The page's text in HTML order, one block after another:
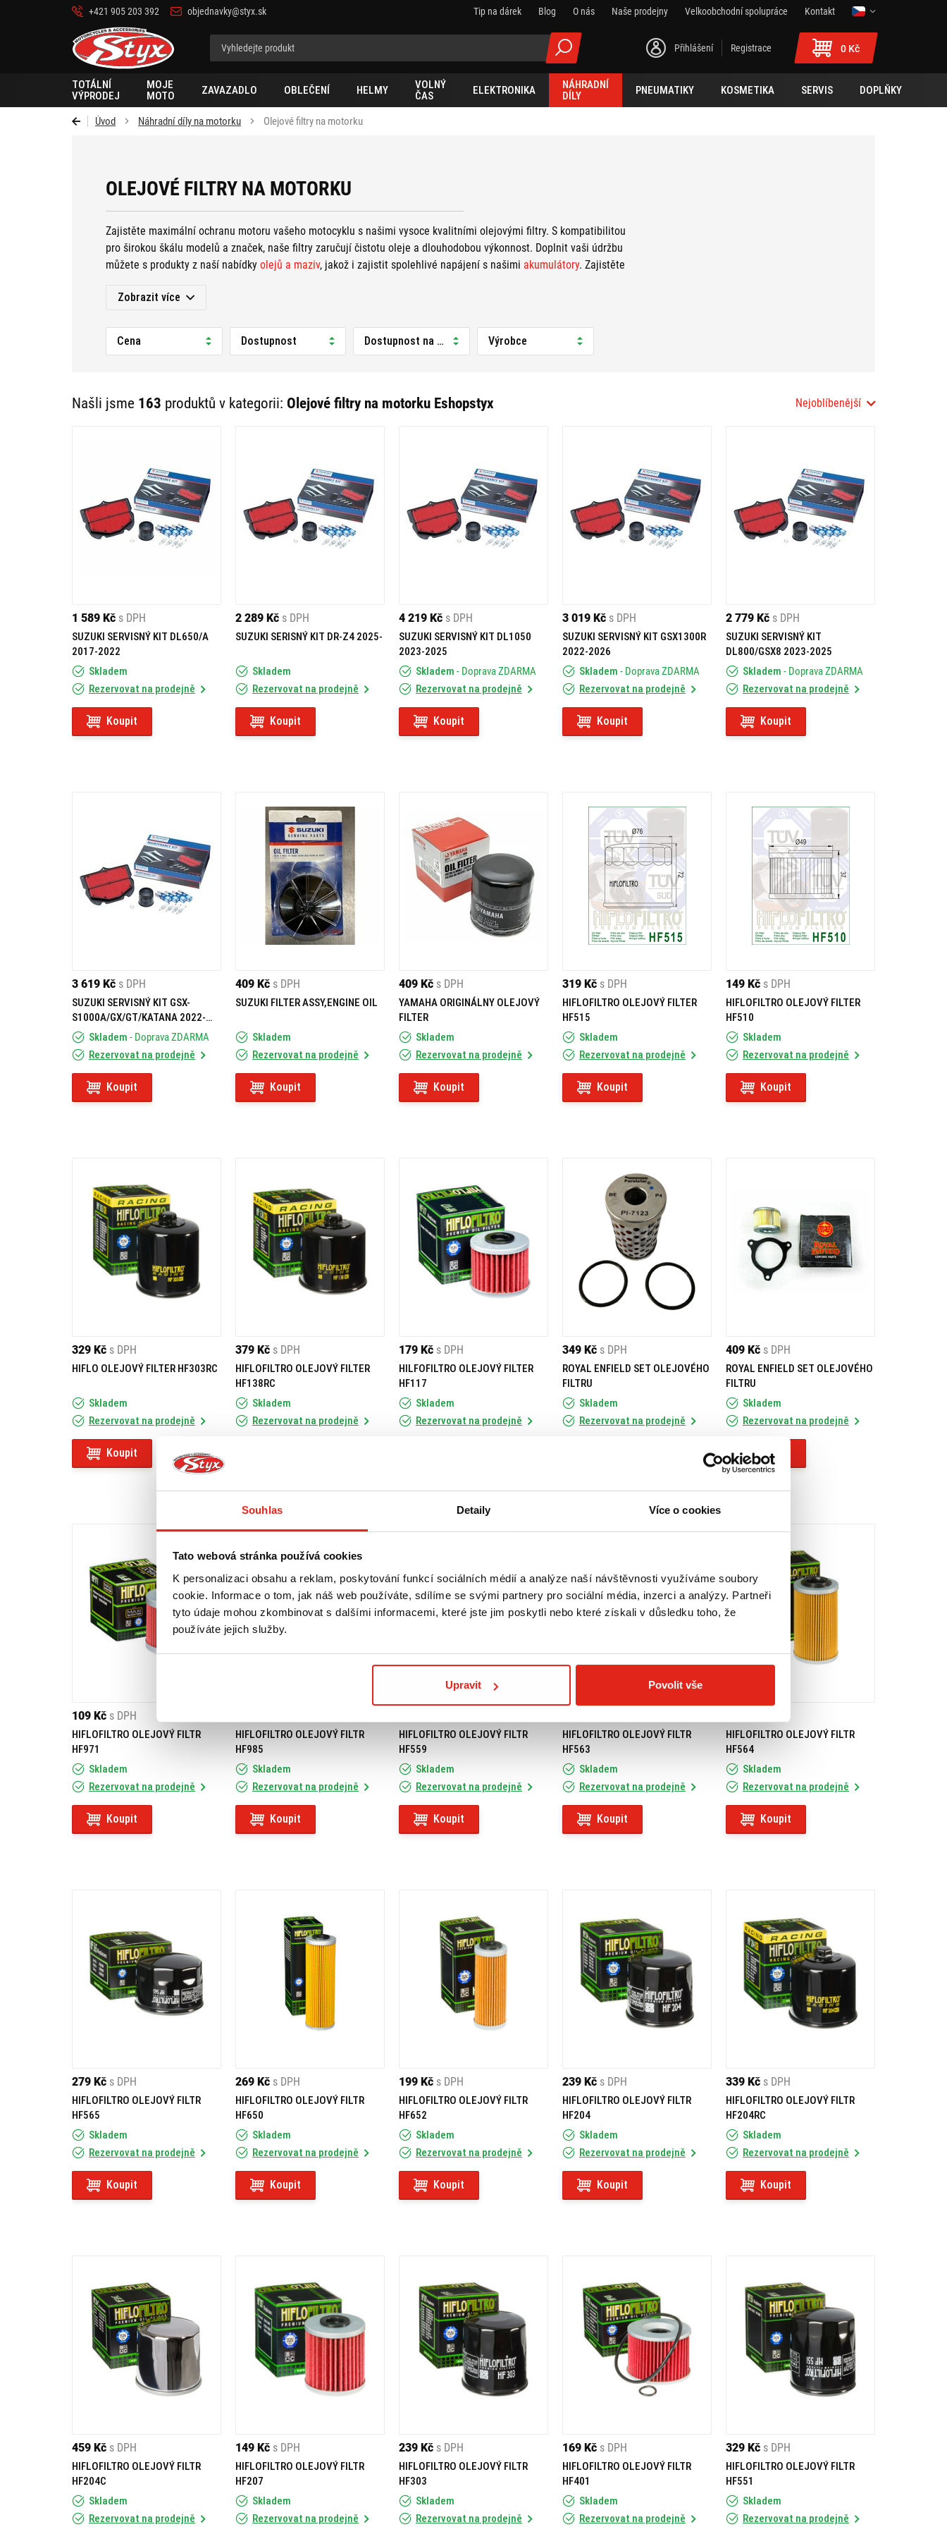
Souhlas Detaily Více o cookies
Tato webová stránka používá cookies
K personalizaci obsahu a reklam, poskytování funkcí sociálních médií a analýze naší návštěvnosti využíváme soubory
cookie. Informace o tom, jak náš web používáte, sdílíme se svými partnery pro sociální média, inzerci a analýzy. Partneři
tyto údaje mohou zkombinovat s dalšími informacemi, které jste jim poskytli nebo které získali v důsledku toho, že
používáte jejich služby.
Upravit Povolit vše
+421 905 203 392 objednavky@styx.sk Tip na dárek Blog O nás Naše prodejny Velkoobchodní spolupráce
Kontakt
Styx-
cz
Přihlášení Registrace 0 Kč
TOTÁLNÍ
VÝPRODEJ
MOJE
MOTO
ZAVAZADLO OBLEČENÍ HELMY
VOLNÝ
ČAS
ELEKTRONIKA
NÁHRADNÍ
DÍLY
PNEUMATIKY KOSMETIKA SERVIS DOPLŇKY
Úvod Náhradní díly na motorku Olejové filtry na motorku
OLEJOVÉ FILTRY NA MOTORKU
Zajistěte maximální ochranu motoru vašeho motocyklu s našimi vysoce kvalitními olejovými filtry. S kompatibilitou
pro širokou škálu modelů a značek, naše filtry zaručují čistotu oleje a dlouhodobou výkonnost. Doplnit vaši údržbu
můžete s produkty z naší nabídky olejů a maziv, jakož i zajistit spolehlivé napájení s našimi akumulátory. Zajistěte
Zobrazit více
Cena Dostupnost Dostupnost na prodejně Výrobce
Našli jsme 163 produktů v kategorii: Olejové filtry na motorku Eshopstyx Nejoblíbenější
1 589 Kč s DPH
SUZUKI SERVISNÝ KIT DL650/A
2017-2022
Skladem
Rezervovat na prodejně
Koupit
2 289 Kč s DPH
SUZUKI SERISNÝ KIT DR-Z4 2025-
Skladem
Rezervovat na prodejně
Koupit
4 219 Kč s DPH
SUZUKI SERVISNÝ KIT DL1050
2023-2025
Skladem - Doprava ZDARMA
Rezervovat na prodejně
Koupit
3 019 Kč s DPH
SUZUKI SERVISNÝ KIT GSX1300R
2022-2026
Skladem - Doprava ZDARMA
Rezervovat na prodejně
Koupit
2 779 Kč s DPH
SUZUKI SERVISNÝ KIT
DL800/GSX8 2023-2025
Skladem - Doprava ZDARMA
Rezervovat na prodejně
Koupit
3 619 Kč s DPH
SUZUKI SERVISNÝ KIT GSX-
S1000A/GX/GT/KATANA 2022-
2025Skladem - Doprava ZDARMA
Rezervovat na prodejně
Koupit
409 Kč s DPH
SUZUKI FILTER ASSY,ENGINE OIL
Skladem
Rezervovat na prodejně
Koupit
409 Kč s DPH
YAMAHA ORIGINÁLNY OLEJOVÝ
FILTER
Skladem
Rezervovat na prodejně
Koupit
319 Kč s DPH
HIFLOFILTRO OLEJOVÝ FILTER
HF515
Skladem
Rezervovat na prodejně
Koupit
149 Kč s DPH
HIFLOFILTRO OLEJOVÝ FILTER
HF510
Skladem
Rezervovat na prodejně
Koupit
329 Kč s DPH
HIFLO OLEJOVÝ FILTER HF303RC
Skladem
Rezervovat na prodejně
Koupit
379 Kč s DPH
HIFLOFILTRO OLEJOVÝ FILTER
HF138RC
Skladem
Rezervovat na prodejně
179 Kč s DPH
HILFOFILTRO OLEJOVÝ FILTER
HF117
Skladem
Rezervovat na prodejně
349 Kč s DPH
ROYAL ENFIELD SET OLEJOVÉHO
FILTRU
Skladem
Rezervovat na prodejně
409 Kč s DPH
ROYAL ENFIELD SET OLEJOVÉHO
FILTRU
Skladem
Rezervovat na prodejně
Koupit
109 Kč s DPH
HIFLOFILTRO OLEJOVÝ FILTR
HF971
Skladem
Rezervovat na prodejně
Koupit
HIFLOFILTRO OLEJOVÝ FILTR
HF985
Skladem
Rezervovat na prodejně
Koupit
HIFLOFILTRO OLEJOVÝ FILTR
HF559
Skladem
Rezervovat na prodejně
Koupit
HIFLOFILTRO OLEJOVÝ FILTR
HF563
Skladem
Rezervovat na prodejně
Koupit
s DPH
HIFLOFILTRO OLEJOVÝ FILTR
HF564
Skladem
Rezervovat na prodejně
Koupit
279 Kč s DPH
HIFLOFILTRO OLEJOVÝ FILTR
HF565
Skladem
Rezervovat na prodejně
Koupit
269 Kč s DPH
HIFLOFILTRO OLEJOVÝ FILTR
HF650
Skladem
Rezervovat na prodejně
Koupit
199 Kč s DPH
HIFLOFILTRO OLEJOVÝ FILTR
HF652
Skladem
Rezervovat na prodejně
Koupit
239 Kč s DPH
HIFLOFILTRO OLEJOVÝ FILTR
HF204
Skladem
Rezervovat na prodejně
Koupit
339 Kč s DPH
HIFLOFILTRO OLEJOVÝ FILTR
HF204RC
Skladem
Rezervovat na prodejně
Koupit
459 Kč s DPH
HIFLOFILTRO OLEJOVÝ FILTR
HF204C
Skladem
Rezervovat na prodejně
149 Kč s DPH
HIFLOFILTRO OLEJOVÝ FILTR
HF207
Skladem
Rezervovat na prodejně
239 Kč s DPH
HIFLOFILTRO OLEJOVÝ FILTR
HF303
Skladem
Rezervovat na prodejně
169 Kč s DPH
HIFLOFILTRO OLEJOVÝ FILTR
HF401
Skladem
Rezervovat na prodejně
329 Kč s DPH
HIFLOFILTRO OLEJOVÝ FILTR
HF551
Skladem
Rezervovat na prodejně